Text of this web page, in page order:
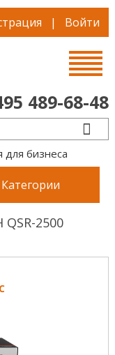
| Войти
489-68-48
бизнеса
Категории
2500